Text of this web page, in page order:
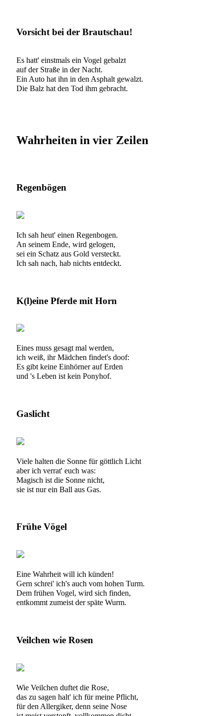
Vorsicht bei der Brautschau!
Es hatt' einstmals ein Vogel gebalzt
auf der Straße in der Nacht.
Ein Auto hat ihn in den Asphalt gewalzt.
Die Balz hat den Tod ihm gebracht.
Wahrheiten in vier Zeilen
Regenbögen
Ich sah heut' einen Regenbogen.
An seinem Ende, wird gelogen,
sei ein Schatz aus Gold versteckt.
Ich sah nach, hab nichts entdeckt.
K(l)eine Pferde mit Horn
Eines muss gesagt mal werden,
ich weiß, ihr Mädchen findet's doof:
Es gibt keine Einhörner auf Erden
und 's Leben ist kein Ponyhof.
Gaslicht
Viele halten die Sonne für göttlich Licht
aber ich verrat' euch was:
Magisch ist die Sonne nicht,
sie ist nur ein Ball aus Gas.
Frühe Vögel
Eine Wahrheit will ich künden!
Gern schrei' ich's auch vom hohen Turm.
Dem frühen Vogel, wird sich finden,
entkommt zumeist der späte Wurm.
Veilchen wie Rosen
Wie Veilchen duftet die Rose,
das zu sagen halt' ich für meine Pflicht,
für den Allergiker, denn seine Nose